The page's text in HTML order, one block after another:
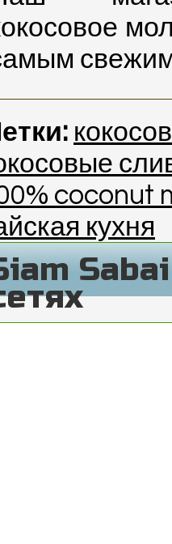
свежим
coconut
кухня